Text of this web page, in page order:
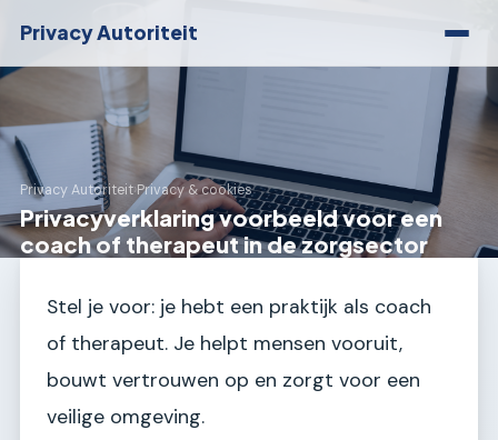
Privacy Autoriteit
Privacy Autoriteit›Privacy & cookies
Privacyverklaring voorbeeld voor een
coach of therapeut in de zorgsector
Stel je voor: je hebt een praktijk als coach
of therapeut. Je helpt mensen vooruit,
bouwt vertrouwen op en zorgt voor een
veilige omgeving.